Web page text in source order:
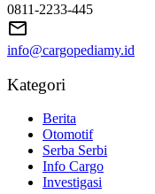
0811-2233-445
info@cargopediamy.id
Kategori
Berita
Otomotif
Serba Serbi
Info Cargo
Investigasi